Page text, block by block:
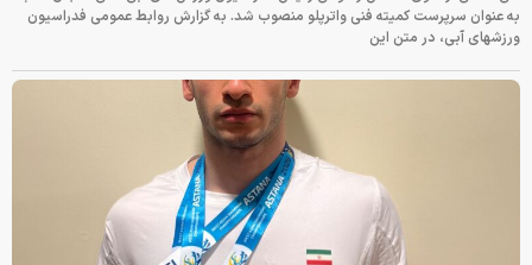
به عنوان سرپرست کمیته فنی واترپلو منصوب شد. به گزارش روابط عمومی فدراسیون
ورزشهای آبی، در متن این